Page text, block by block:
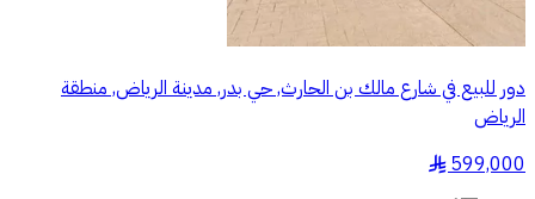
دور للبيع في شارع مالك بن الحارث, حي بدر, مدينة الرياض, منطقة
الرياض
599,000
§